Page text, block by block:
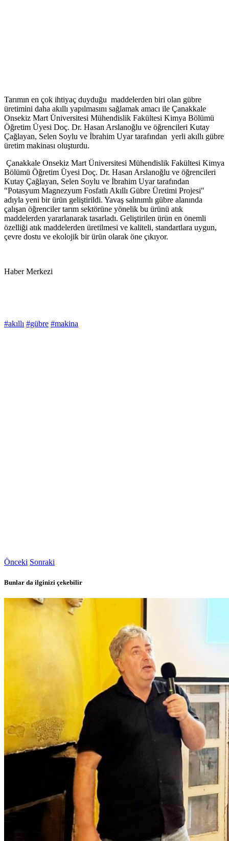
Tarımın en çok ihtiyaç duyduğu maddelerden biri olan gübre
üretimini daha akıllı yapılmasını sağlamak amacı ile Çanakkale
Onsekiz Mart Üniversitesi Mühendislik Fakültesi Kimya Bölümü
Öğretim Üyesi Doç. Dr. Hasan Arslanoğlu ve öğrencileri Kutay
Çağlayan, Selen Soylu ve İbrahim Uyar tarafından yerli akıllı gübre
üretim makinası oluşturdu.
Çanakkale Onsekiz Mart Üniversitesi Mühendislik Fakültesi Kimya
Bölümü Öğretim Üyesi Doç. Dr. Hasan Arslanoğlu ve öğrencileri
Kutay Çağlayan, Selen Soylu ve İbrahim Uyar tarafından
"Potasyum Magnezyum Fosfatlı Akıllı Gübre Üretimi Projesi"
adıyla yeni bir ürün geliştirildi. Yavaş salınımlı gübre alanında
çalışan öğrenciler tarım sektörüne yönelik bu ürünü atık
maddelerden yararlanarak tasarladı. Geliştirilen ürün en önemli
özelliği atık maddelerden üretilmesi ve kaliteli, standartlara uygun,
çevre dostu ve ekolojik bir ürün olarak öne çıkıyor.
Haber Merkezi
#akıllı #gübre #makina
Önceki Sonraki
Bunlar da ilginizi çekebilir